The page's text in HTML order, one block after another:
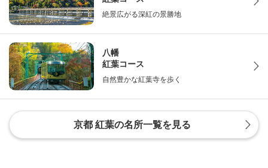
絶景広がる深紅の景勝地
八幡
紅葉コース
自然豊かな紅葉寺を歩く
京都 紅葉の名所一覧を見る